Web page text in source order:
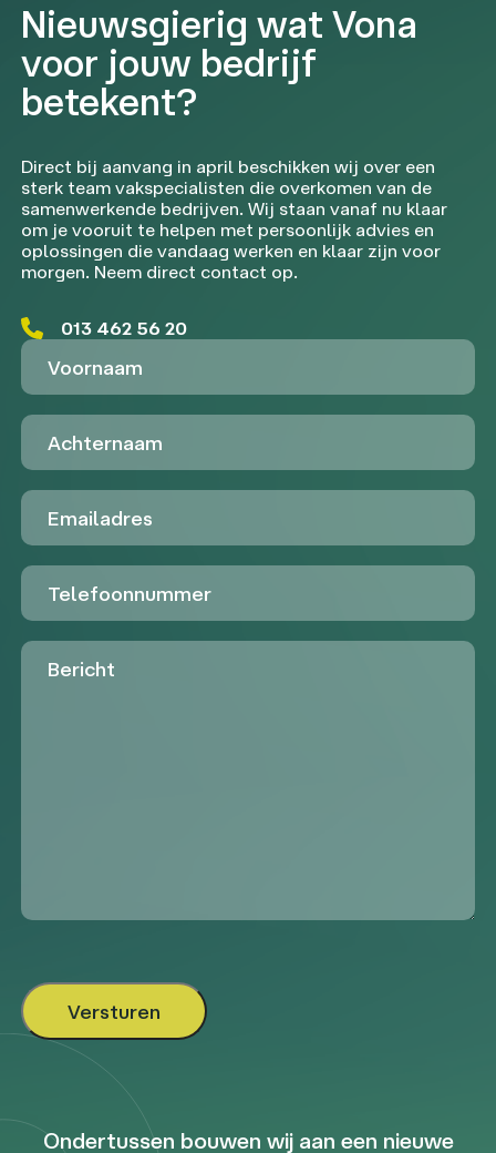
Nieuwsgierig wat Vona
voor jouw bedrijf
betekent?
Direct bij aanvang in april beschikken wij over een
sterk team vakspecialisten die overkomen van de
samenwerkende bedrijven. Wij staan vanaf nu klaar
om je vooruit te helpen met persoonlijk advies en
oplossingen die vandaag werken en klaar zijn voor
morgen. Neem direct contact op.
013 462 56 20
Voornaam
Achternaam
Emailadres
Telefoon
Untitled
Ondertussen bouwen wij aan een nieuwe